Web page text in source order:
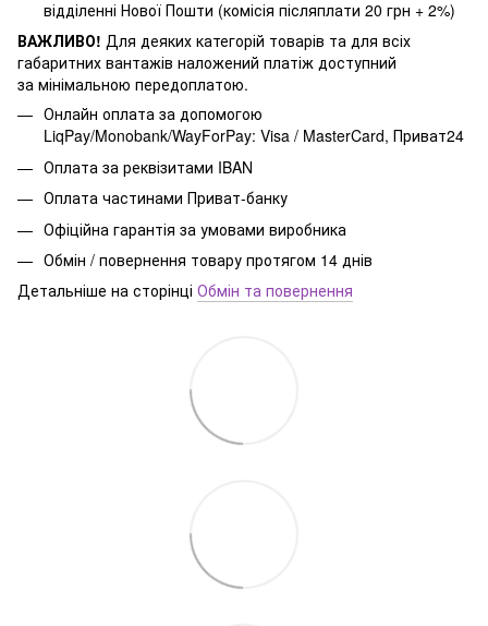
відділенні Нової Пошти (комісія післяплати 20 грн + 2%)
ВАЖЛИВО! Для деяких категорій товарів та для всіх
габаритних вантажів наложений платіж доступний
за мінімальною передоплатою.
Онлайн оплата за допомогою
LiqPay/Monobank/WayForPay: Visa / MasterCard, Приват24
Оплата за реквізитами IBAN
Оплата частинами Приват-банку
Офіційна гарантія за умовами виробника
Обмін / повернення товару протягом 14 днів
Детальніше на сторінці Обмін та повернення